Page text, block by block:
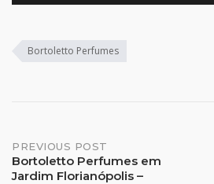
Bortoletto Perfumes
Post
PREVIOUS POST
Bortoletto Perfumes em
Jardim Florianópolis –